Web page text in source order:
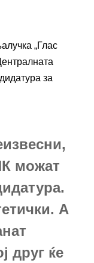
„Глас
за
можат
А
друг ќе